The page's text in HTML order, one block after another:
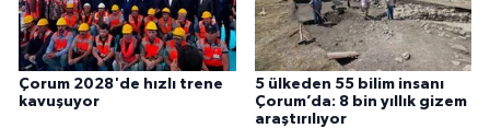
Çorum 2028'de hızlı trene
kavuşuyor
5 ülkeden 55 bilim insanı
Çorum’da: 8 bin yıllık gizem
araştırılıyor